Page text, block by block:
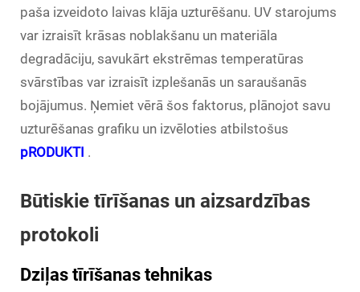
paša izveidoto laivas klāja uzturēšanu. UV starojums
var izraisīt krāsas noblakšanu un materiāla
degradāciju, savukārt ekstrēmas temperatūras
svārstības var izraisīt izplešanās un saraušanās
bojājumus. Ņemiet vērā šos faktorus, plānojot savu
uzturēšanas grafiku un izvēloties atbilstošus
pRODUKTI .
Būtiskie tīrīšanas un aizsardzības
protokoli
Dziļas tīrīšanas tehnikas